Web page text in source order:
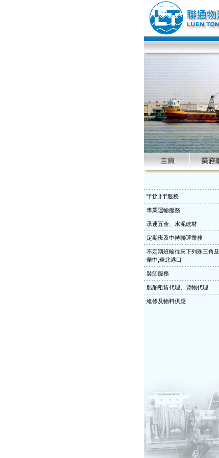
"門到門"服務
專業運輸服務
承運五金、水泥建材
定期班及中轉聯運業務
不定期班輪往來下列珠三角及
華中,華北港口
裝卸服務
船舶租賃代理、貨物代理
維修及物料供應